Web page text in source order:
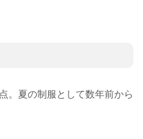
。夏の制服として数年前から